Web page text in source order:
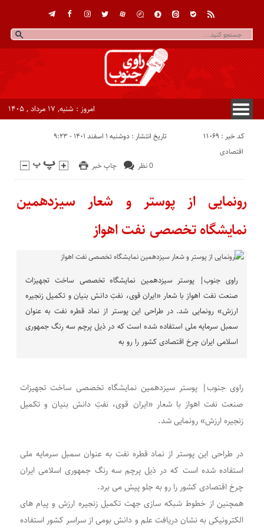
امروز : شنبه, ۱۷ مرداد , ۱۴۰۵
کد خبر : 11069 تاریخ انتشار : دوشنبه ۱ اسفند ۱۴۰۱ - ۹:۲۳
چاپ خبر 0 نظر
اقتصادی
رونمایی از پوستر و شعار سیزدهمین
نمایشگاه تخصصی نفت اهواز
راوی جنوب| پوستر سیزدهمین نمایشگاه تخصصی ساخت تجهیزات
صنعت نفت اهواز با شعار «ایران قوی، نفتِ دانش بنیان و تکمیل زنجیره
ارزش» رونمایی شد. در طراحی این پوستر از نماد قطره نفت به عنوان
سمبل سرمایه ملی استفاده شده است که در ذیل پرچم سه رنگ جمهوری
اسلامی ایران چرخ اقتصادی کشور را رو به
راوی جنوب| پوستر سیزدهمین نمایشگاه تخصصی ساخت تجهیزات
صنعت نفت اهواز با شعار «ایران قوی، نفتِ دانش بنیان و تکمیل
زنجیره ارزش» رونمایی شد.
در طراحی این پوستر از نماد قطره نفت به عنوان سمبل سرمایه ملی
استفاده شده است که در ذیل پرچم سه رنگ جمهوری اسلامی ایران
چرخ اقتصادی کشور را رو به جلو پیش می برد.
همچنین از خطوط شبکه سازی جهت تکمیل زنجیره ارزش و پیام های
الکترونیکی به نشان دریافت علم و دانش بومی از سراسر کشور استفاده